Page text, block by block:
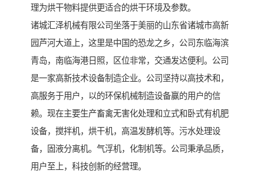
理为烘干物料提供更适合的烘干环境及参数。
诸城汇泽机械有限公司坐落于美丽的山东省诸城市高新
园芦河大道上，这里是中国的恐龙之乡，公司东临海滨
青岛，南临海港日照，区位非常，交通发达便利。公司
是一家高新技术设备制造企业。公司坚持以高技术和，
高服务于用户，以的环保机械制造设备赢的用户的信
赖。现在主要生产畜禽无害化处理和立式和卧式有机肥
设备，搅拌机，烘干机，高温发酵机等。污水处理设
备，固液分离机。气浮机，化制机等。公司秉承品质，
用户至上，科技创新的经营理。